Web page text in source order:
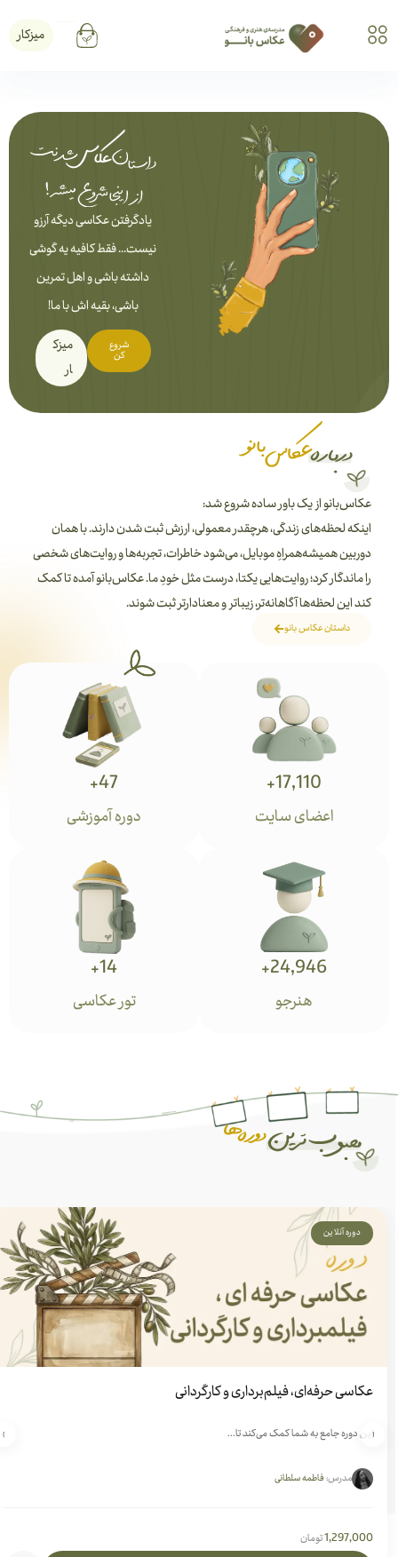
میزکار
یادگرفتن عکاسی دیگه آرزو
نیست... فقط کافیه یه گوشی
داشته باشی و اهل تمرین
باشی، بقیه اش با ما!
میزک
ار
شروع
کن
عکاس‌بانو از یک باور ساده شروع شد:
اینکه لحظه‌های زندگی، هرچقدر معمولی، ارزش ثبت شدن دارند. با همان
دوربین همیشه‌همراهِ موبایل، می‌شود خاطرات، تجربه‌ها و روایت‌های شخصی
را ماندگار کرد؛ روایت‌هایی یکتا، درست مثل خودِ ما. عکاس‌بانو آمده تا کمک
کند این لحظه‌ها آگاهانه‌تر، زیباتر و معنادارتر ثبت شوند.
داستان عکاس بانو
اعضای سایت
17,110
+
دوره آموزشی
47
+
هنرجو
24,946
+
تور عکاسی
14
+
‹
›
دوره آنلاین
عکاسی حرفه‌ای، فیلم‌برداری و کارگردانی
این دوره جامع به شما کمک می‌کند تا...
مدرس:فاطمه سلطانی
1,297,000تومان